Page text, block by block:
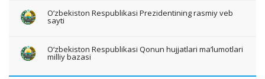
O‘zbekiston Respublikasi Prezidentining rasmiy veb
sayti
O‘zbekiston Respublikasi Qonun hujjatlari ma’lumotlari
milliy bazasi